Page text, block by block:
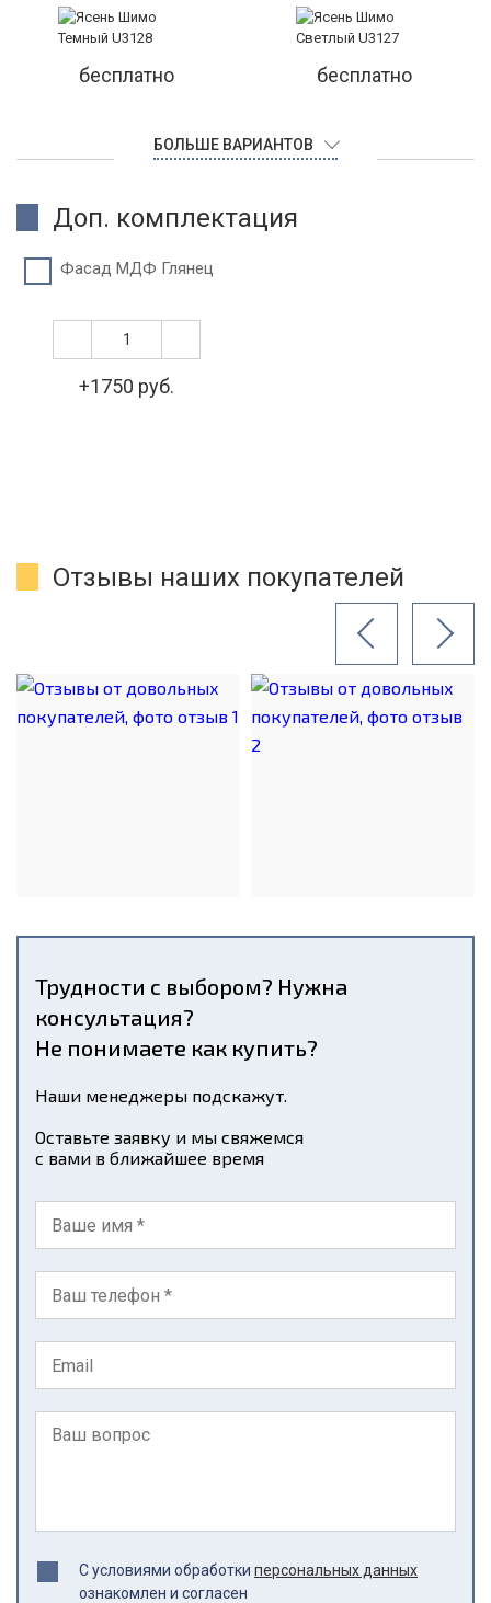
бесплатно бесплатно
БОЛЬШЕ ВАРИАНТОВ
Доп. комплектация
Фасад МДФ Глянец
+1750 руб.
Отзывы наших покупателей
Трудности с выбором? Нужна
консультация?
Не понимаете как купить?
Наши менеджеры подскажут.
Оставьте заявку и мы свяжемся
с вами в ближайшее время
С условиями обработки персональных данных
ознакомлен и согласен